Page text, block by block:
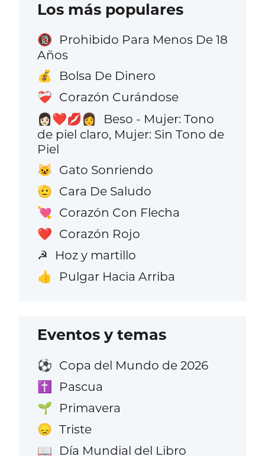
Los más populares
🔞
Prohibido Para Menos De 18
Años
💰 Bolsa De Dinero
❤️‍🩹 Corazón Curándose
👩🏻‍❤️‍💋‍👩
Beso - Mujer: Tono
de piel claro, Mujer: Sin Tono de
Piel
😺 Gato Sonriendo
🫡 Cara De Saludo
💘 Corazón Con Flecha
❤️ Corazón Rojo
☭ Hoz y martillo
👍 Pulgar Hacia Arriba
Eventos y temas
⚽ Copa del Mundo de 2026
✝️ Pascua
🌱 Primavera
😞 Triste
📖 Día Mundial del Libro